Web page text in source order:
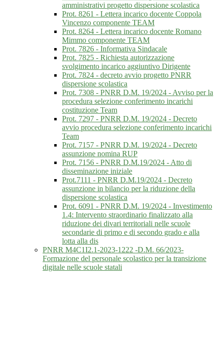
amministrativi progetto dispersione scolastica
Prot. 8261 - Lettera incarico docente Coppola
Vincenzo componente TEAM
Prot. 8264 - Lettera incarico docente Romano
Mimmo componente TEAM
Prot. 7826 - Informativa Sindacale
Prot. 7825 - Richiesta autorizzazione
svolgimento incarico aggiuntivo Dirigente
Prot. 7824 - decreto avvio progetto PNRR
dispersione scolastica
Prot. 7308 - PNRR D.M. 19/2024 - Avviso per la
procedura selezione conferimento incarichi
costituzione Team
Prot. 7297 - PNRR D.M. 19/2024 - Decreto
avvio procedura selezione conferimento incarichi
Team
Prot. 7157 - PNRR D.M. 19/2024 - Decreto
assunzione nomina RUP
Prot. 7156 - PNRR D.M.19/2024 - Atto di
disseminazione iniziale
Prot.7111 - PNRR D.M.19/2024 - Decreto
assunzione in bilancio per la riduzione della
dispersione scolastica
Prot. 6091 - PNRR D.M. 19/2024 - Investimento
1.4: Intervento straordinario finalizzato alla
riduzione dei divari territoriali nelle scuole
secondarie di primo e di secondo grado e alla
lotta alla dis
PNRR M4C1I2.1-2023-1222 -D.M. 66/2023-
Formazione del personale scolastico per la transizione
digitale nelle scuole statali